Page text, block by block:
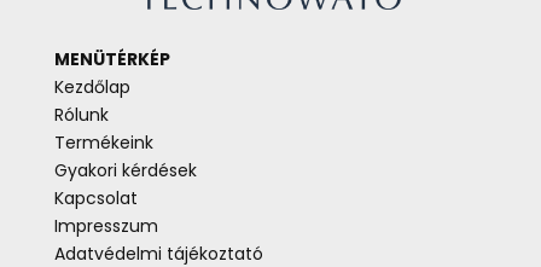
MENÜTÉRKÉP
Kezdőlap
Rólunk
Termékeink
Gyakori kérdések
Kapcsolat
Impresszum
Adatvédelmi tájékoztató